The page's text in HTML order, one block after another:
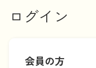
ログイン
会員の方